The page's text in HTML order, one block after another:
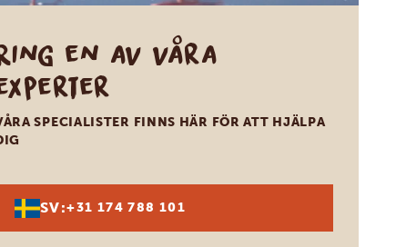
en av våra
SPECIALISTER FINNS HÄR FÖR ATT HJÄLPA
SV:+31 174 788 101